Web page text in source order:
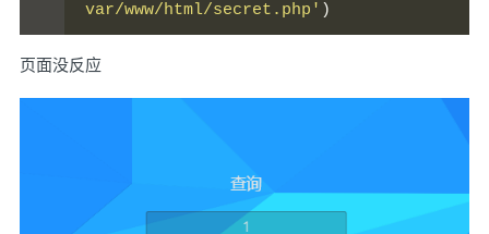
var/www/html/secret.php' )
页面没反应